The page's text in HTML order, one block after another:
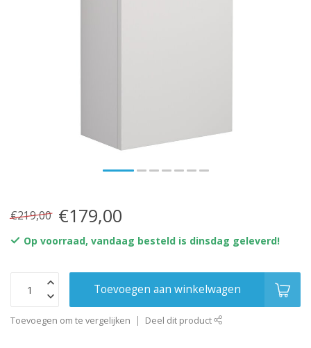
€219,00 €179,00
Op voorraad, vandaag besteld is dinsdag geleverd!
Toevoegen aan winkelwagen
Toevoegen om te vergelijken Deel dit product